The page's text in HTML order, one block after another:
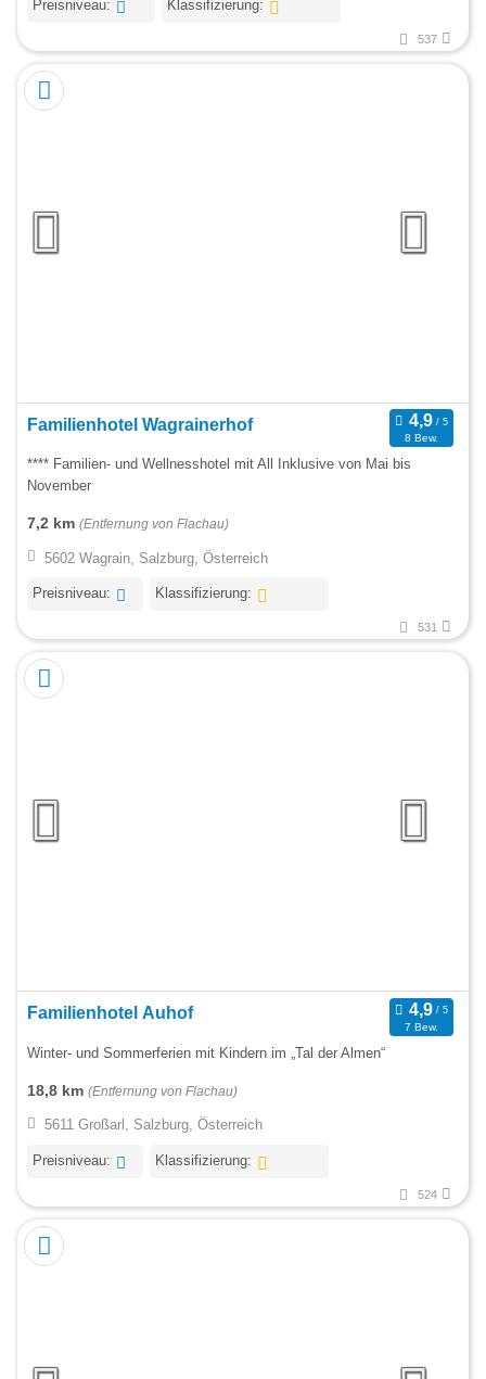
Preisniveau: Klassifizierung:
537
Familienhotel Wagrainerhof
8 Bew.
**** Familien- und Wellnesshotel mit All Inklusive von Mai bis
November
7,2 km (Entfernung von Flachau)
5602 Wagrain, Salzburg, Österreich
Preisniveau: Klassifizierung:
531
Familienhotel Auhof
7 Bew.
Winter- und Sommerferien mit Kindern im „Tal der Almen“
18,8 km (Entfernung von Flachau)
5611 Großarl, Salzburg, Österreich
Preisniveau: Klassifizierung:
524